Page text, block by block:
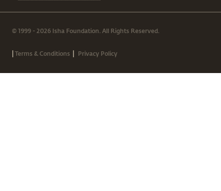
© 1999 - 2026 Isha Foundation. All Rights Reserved.
|Terms & Conditions | Privacy Policy